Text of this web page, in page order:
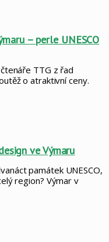
– perle UNESCO
TTG z řad
o atraktivní ceny.
ve Výmaru
památek UNESCO,
region? Výmar v